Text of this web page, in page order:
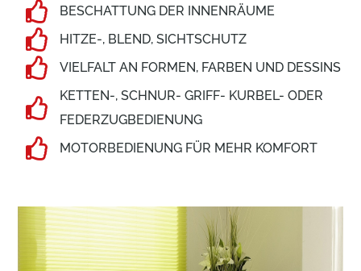
BESCHAT­TUNG DER INNEN­RÄUME
HITZE-, BLEND, SICHT­SCHUTZ
VIEL­FALT AN FORMEN, FARBEN UND DESSINS
KETTEN-, SCHNUR- GRIFF- KURBEL- ODER
FEDER­ZUG­BE­DIE­NUNG
MOTOR­BE­DIE­NUNG FÜR MEHR KOMFORT